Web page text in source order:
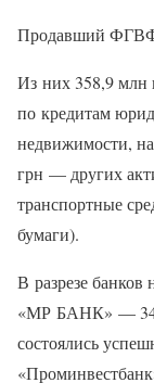
Продавший
Из них 358,9 млн
по кредитам
недвижимости,
грн — других
транспортные
бумаги).
В разрезе
«МР БАНК» —
состоялись